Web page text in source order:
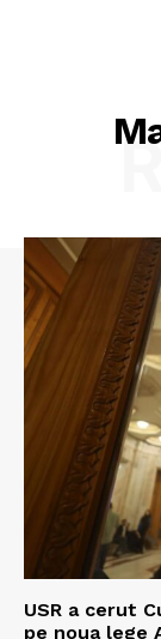
USR a cerut
pe noua lege